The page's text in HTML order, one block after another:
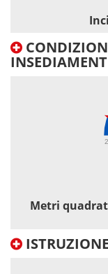
Metri
ISTRUZIONE